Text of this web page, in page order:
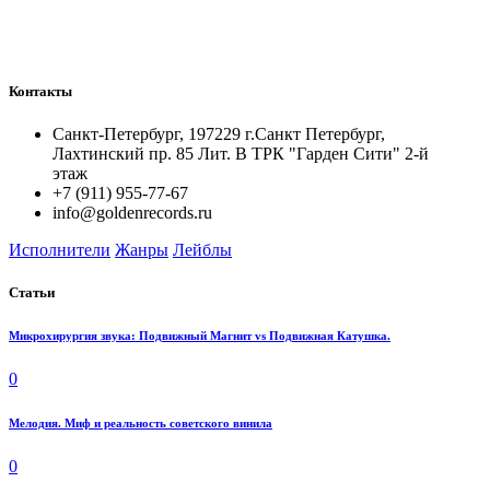
Контакты
Санкт-Петербург, 197229 г.Санкт Петербург,
Лахтинский пр. 85 Лит. B ТРК "Гарден Сити" 2-й
этаж
+7 (911) 955-77-67
info@goldenrecords.ru
Исполнители Жанры Лейблы
Статьи
Микрохирургия звука: Подвижный Магнит vs Подвижная Катушка.
0
Мелодия. Миф и реальность советского винила
0